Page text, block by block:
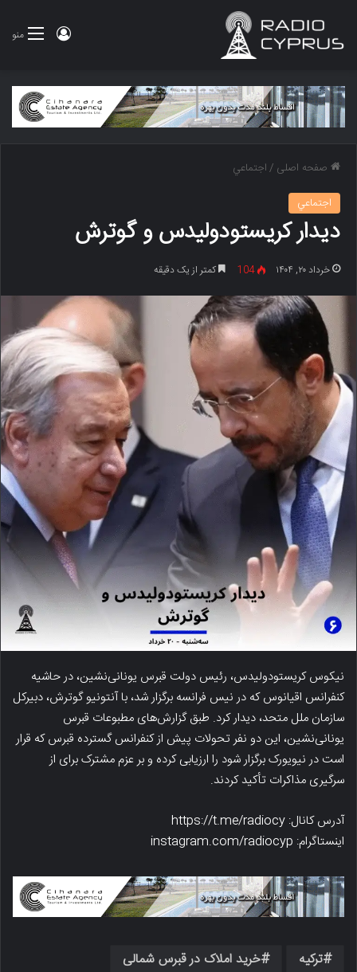
منو ورود
صفحه اصلی /اجتماعي
اجتماعي
دیدار کریستودولیدس و گوترش
خرداد ۲۰, ۱۴۰۴ 104 کمتر از یک دقیقه
نیکوس کریستودولیدس، رئیس دولت قبرس یونانی‌نشین، در حاشیه
کنفرانس اقیانوس که در نیس فرانسه برگزار شد، با آنتونیو گوترش، دبیرکل
سازمان ملل متحد، دیدار کرد. طبق گزارش‌های مطبوعات قبرس
یونانی‌نشین، این دو نفر تحولات پیش از کنفرانس گسترده قبرس که قرار
است در نیویورک برگزار شود را ارزیابی کرده و بر عزم مشترک برای از
سرگیری مذاکرات تأکید کردند.
آدرس کانال: https://t.me/radiocy
اینستاگرام: instagram.com/radiocyp
ترکیه
خرید املاک در قبرس شمالی